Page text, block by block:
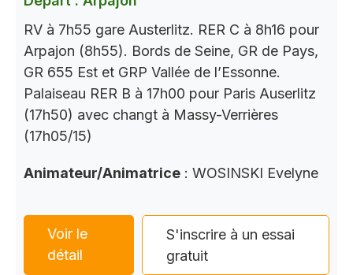
RV à 7h55 gare Austerlitz. RER C à 8h16 pour
Arpajon (8h55). Bords de Seine, GR de Pays,
GR 655 Est et GRP Vallée de l’Essonne.
Palaiseau RER B à 17h00 pour Paris Auserlitz
(17h50) avec changt à Massy-Verrières
(17h05/15)
Animateur/Animatrice : WOSINSKI Evelyne
Voir le
détail
S'inscrire à un essai
gratuit